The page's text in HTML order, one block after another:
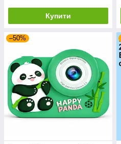
Купити
–50%